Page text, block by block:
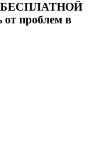
БЕСПЛАТНОЙ
от проблем в